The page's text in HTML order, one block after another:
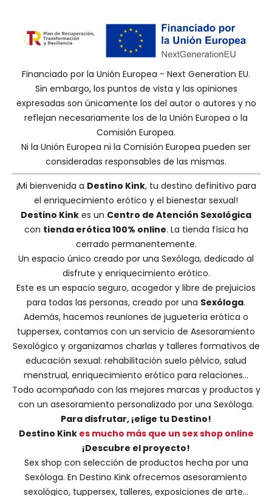
Financiado por la Unión Europea - Next Generation EU.
Sin embargo, los puntos de vista y las opiniones
expresadas son únicamente los del autor o autores y no
reflejan necesariamente los de la Unión Europea o la
Comisión Europea.
Ni la Unión Europea ni la Comisión Europea pueden ser
consideradas responsables de las mismas.
¡Mi bienvenida a Destino Kink, tu destino definitivo para
el enriquecimiento erótico y el bienestar sexual!
Destino Kink es un Centro de Atención Sexológica
con tienda erótica 100% online. La tienda física ha
cerrado permanentemente.
Un espacio único creado por una Sexóloga, dedicado al
disfrute y enriquecimiento erótico.
Este es un espacio seguro, acogedor y libre de prejuicios
para todas las personas, creado por una Sexóloga.
Además, hacemos reuniones de juguetería erótica o
tuppersex, contamos con un servicio de Asesoramiento
Sexológico y organizamos charlas y talleres formativos de
educación sexual: rehabilitación suelo pélvico, salud
menstrual, enriquecimiento erótico para relaciones...
Todo acompañado con las mejores marcas y productos y
con un asesoramiento personalizado por una Sexóloga.
Para disfrutar, ¡elige tu Destino!
Destino Kink es mucho más que un sex shop online
¡Descubre el proyecto!
Sex shop con selección de productos hecha por una
Sexóloga. En Destino Kink ofrecemos asesoramiento
sexológico, tuppersex, talleres, exposiciones de arte...